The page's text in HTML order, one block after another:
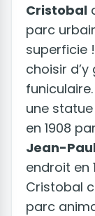
Cristobal
parc
superficie
choisir
une
en 1908 par
Jean-
endroit en
Cristobal
parc